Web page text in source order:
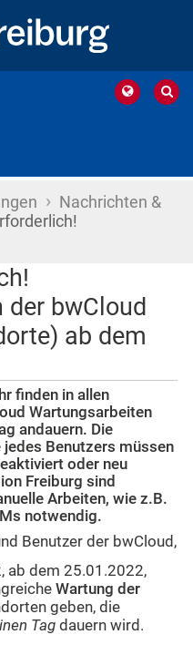
› Nachrichten &
bwCloud
ab dem
finden in allen
Wartungsarbeiten
andauern. Die
Benutzers müssen
oder neu
Freiburg sind
Arbeiten, wie z.B.
notwendig.
Benutzer der bwCloud,
ab dem 25.01.2022,
Wartung der
geben, die
Tag dauern wird.